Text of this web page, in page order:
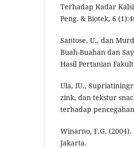
Terhadap Kadar
Peng. & Biotek, 6
Santose, U., dan
Buah-Buahan dan
Hasil Pertanian
Ula, IU.,
zink, dan tekstur
terhadap
Winarno, F.G.
Jakarta.